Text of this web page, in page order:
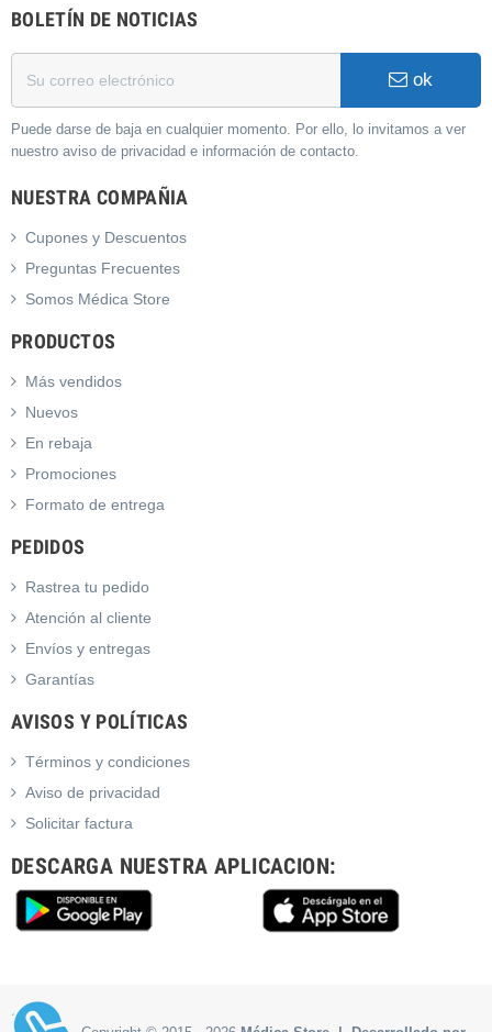
BOLETÍN DE NOTICIAS
ok
Puede darse de baja en cualquier momento. Por ello, lo invitamos a ver
nuestro aviso de privacidad e información de contacto.
NUESTRA COMPAÑIA
Cupones y Descuentos
Preguntas Frecuentes
Somos Médica Store
PRODUCTOS
Más vendidos
Nuevos
En rebaja
Promociones
Formato de entrega
PEDIDOS
Rastrea tu pedido
Atención al cliente
Envíos y entregas
Garantías
AVISOS Y POLÍTICAS
Términos y condiciones
Aviso de privacidad
Solicitar factura
DESCARGA NUESTRA APLICACION: